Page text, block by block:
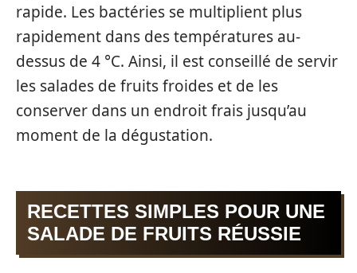
rapide. Les bactéries se multiplient plus
rapidement dans des températures au-
dessus de 4 °C. Ainsi, il est conseillé de servir
les salades de fruits froides et de les
conserver dans un endroit frais jusqu’au
moment de la dégustation.
RECETTES SIMPLES POUR UNE
SALADE DE FRUITS RÉUSSIE